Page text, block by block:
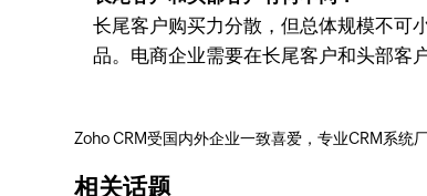
长尾客户购买力分散，但总体规模不可
品。电商企业需要在长尾客户和头部客
Zoho CRM受国内外企业一致喜爱，专业CRM系统
相关话题